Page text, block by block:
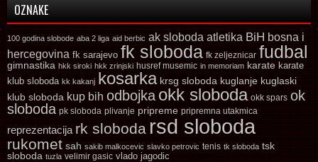
OZNAKE
100 godina slobode aba 2 liga aid berbic ak sloboda atletika BiH bosna i
hercegovina fk sarajevo fk sloboda fk zeljeznicar fudbal
gimnastika hkk siroki hkk zrinjski husref musemic in memoriam karate karate
klub sloboda kk kakanj kosarka krsg sloboda kuglanje kuglaski
klub sloboda kup bih odbojka okk sloboda okk spars ok
sloboda pk sloboda plivanje pripreme pripremna utakmica
reprezentacija rk sloboda rsd sloboda
rukomet sah sakib malkocevic slavko petrovic tenis tk sloboda tsk
sloboda tuzla velimir gasic vlado jagodic